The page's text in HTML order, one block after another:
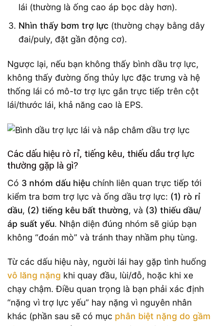
lái (thường là ống cao áp bọc dày hơn).
Nhìn thấy bơm trợ lực (thường chạy bằng dây
đai/puly, đặt gần động cơ).
Ngược lại, nếu bạn không thấy bình dầu trợ lực,
không thấy đường ống thủy lực đặc trưng và hệ
thống lái có mô-tơ trợ lực gắn trực tiếp trên cột
lái/thước lái, khả năng cao là EPS.
Các dấu hiệu rò rỉ, tiếng kêu, thiếu dầu trợ lực
thường gặp là gì?
Có 3 nhóm dấu hiệu chính liên quan trực tiếp tới
kiểm tra bơm trợ lực và ống dầu trợ lực: (1) rò rỉ
dầu, (2) tiếng kêu bất thường, và (3) thiếu dầu/
áp suất yếu. Nhận diện đúng nhóm sẽ giúp bạn
không “đoán mò” và tránh thay nhầm phụ tùng.
Từ các dấu hiệu này, người lái hay gặp tình huống
vô lăng nặng khi quay đầu, lùi/đỗ, hoặc khi xe
chạy chậm. Điều quan trọng là bạn phải xác định
“nặng vì trợ lực yếu” hay nặng vì nguyên nhân
khác (phần sau sẽ có mục phân biệt nặng do gầm